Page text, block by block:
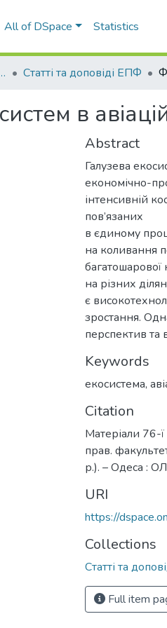
All of DSpace Statistics
факультет Статті та доповіді ЕПФ
в
Abstract
Галузева
економічно-
інтенсивній
пов’язаних
в єдиному
на коливання
багатошарової
на різних
є
зростання.
перспектив та
Keywords
екосистема,
Citation
Матеріали 76-
прав.
р.). – Одеса :
URI
https://
Collections
Статті та
Full item